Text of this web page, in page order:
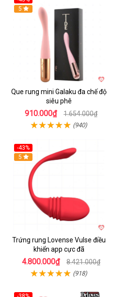
Hot
5
Que rung mini Galaku đa chế độ
siêu phê
910.000₫ 1.654.000₫
(940)
-43%
Hot
5
Trứng rung Lovense Vulse điều
khiển app cực đã
4.800.000₫ 8.421.000₫
(918)